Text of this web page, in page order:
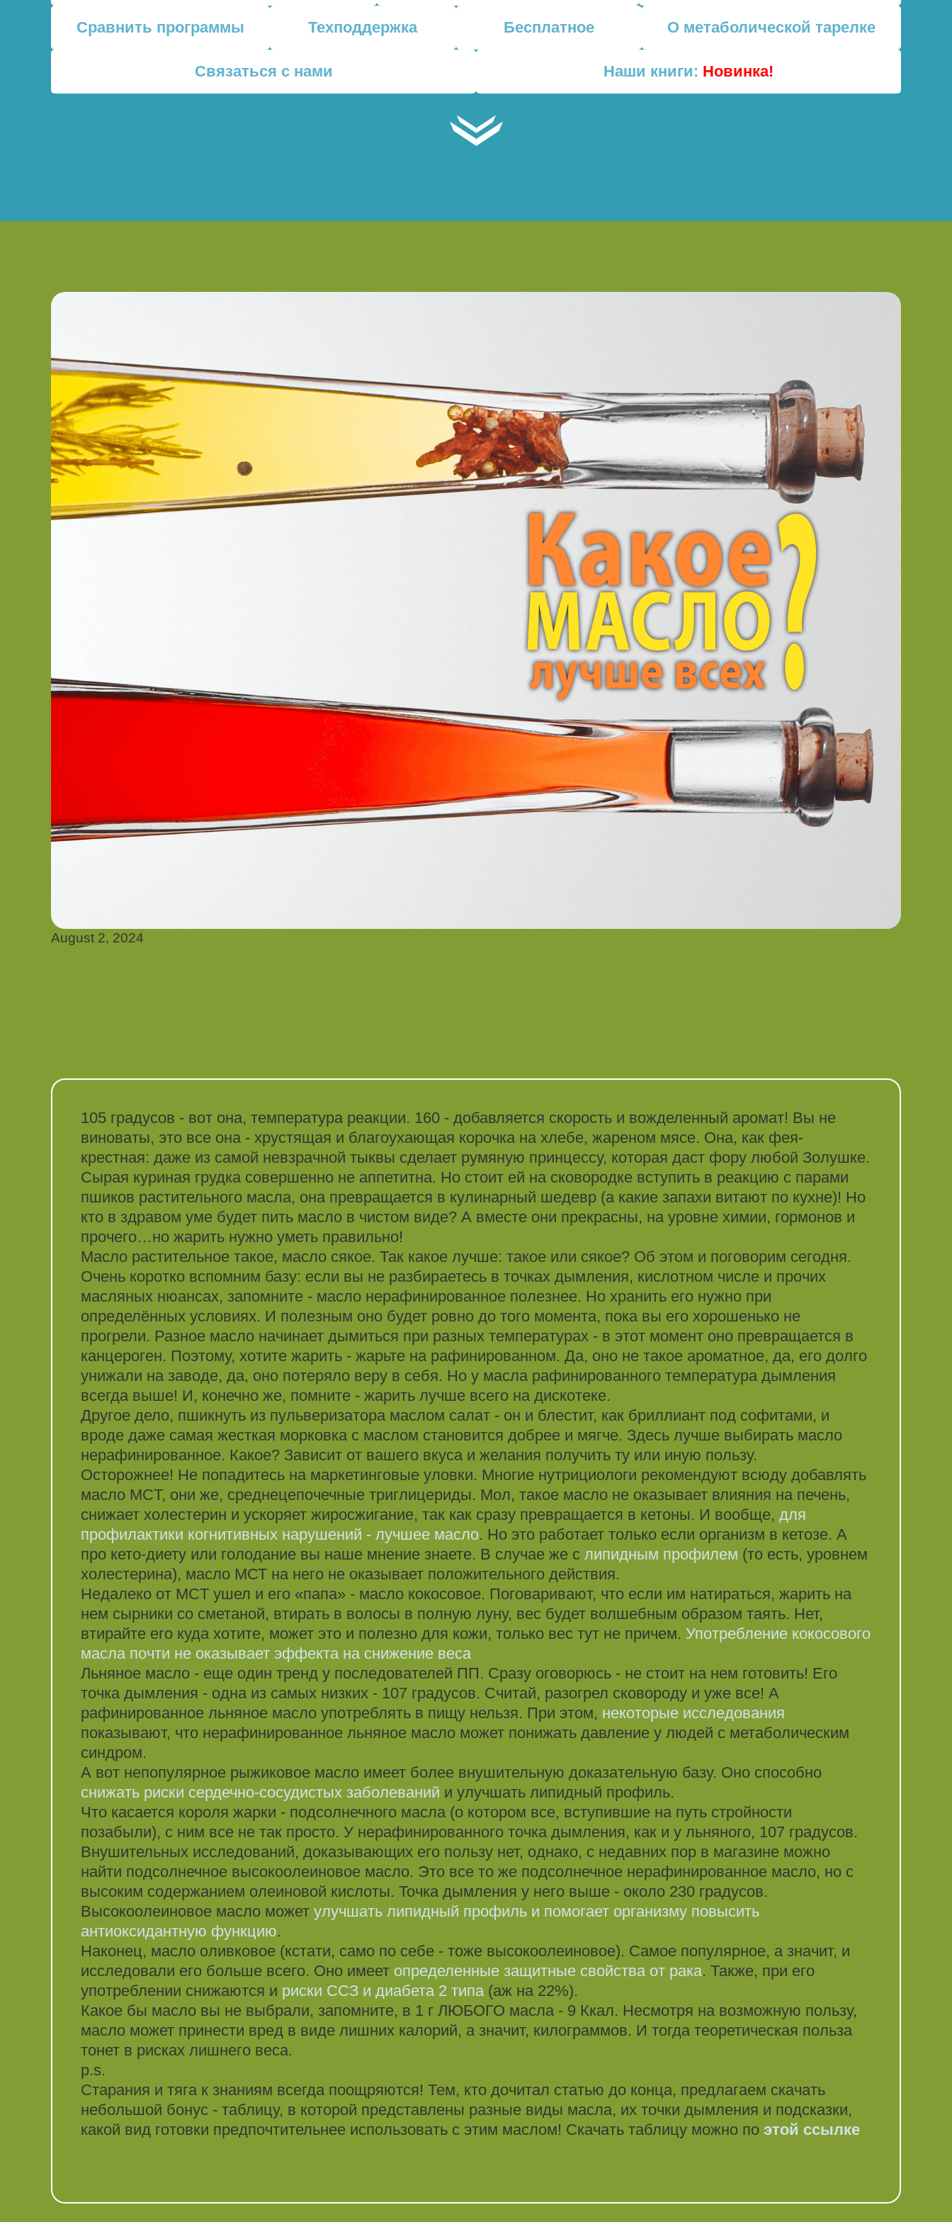
Сравнить программы Техподдержка Бесплатное О метаболической тарелке
Связаться с нами Наши книги: Новинка!
August 2, 2024
105 градусов - вот она, температура реакции. 160 - добавляется скорость и вожделенный аромат! Вы не
виноваты, это все она - хрустящая и благоухающая корочка на хлебе, жареном мясе. Она, как фея-
крестная: даже из самой невзрачной тыквы сделает румяную принцессу, которая даст фору любой Золушке.
Сырая куриная грудка совершенно не аппетитна. Но стоит ей на сковородке вступить в реакцию с парами
пшиков растительного масла, она превращается в кулинарный шедевр (а какие запахи витают по кухне)! Но
кто в здравом уме будет пить масло в чистом виде? А вместе они прекрасны, на уровне химии, гормонов и
прочего…но жарить нужно уметь правильно!
Масло растительное такое, масло сякое. Так какое лучше: такое или сякое? Об этом и поговорим сегодня.
Очень коротко вспомним базу: если вы не разбираетесь в точках дымления, кислотном числе и прочих
масляных нюансах, запомните - масло нерафинированное полезнее. Но хранить его нужно при
определённых условиях. И полезным оно будет ровно до того момента, пока вы его хорошенько не
прогрели. Разное масло начинает дымиться при разных температурах - в этот момент оно превращается в
канцероген. Поэтому, хотите жарить - жарьте на рафинированном. Да, оно не такое ароматное, да, его долго
унижали на заводе, да, оно потеряло веру в себя. Но у масла рафинированного температура дымления
всегда выше! И, конечно же, помните - жарить лучше всего на дискотеке.
Другое дело, пшикнуть из пульверизатора маслом салат - он и блестит, как бриллиант под софитами, и
вроде даже самая жесткая морковка с маслом становится добрее и мягче. Здесь лучше выбирать масло
нерафинированное. Какое? Зависит от вашего вкуса и желания получить ту или иную пользу.
Осторожнее! Не попадитесь на маркетинговые уловки. Многие нутрициологи рекомендуют всюду добавлять
масло MCT, они же, среднецепочечные триглицериды. Мол, такое масло не оказывает влияния на печень,
снижает холестерин и ускоряет жиросжигание, так как сразу превращается в кетоны. И вообще, для
профилактики когнитивных нарушений - лучшее масло. Но это работает только если организм в кетозе. А
про кето-диету или голодание вы наше мнение знаете. В случае же с липидным профилем (то есть, уровнем
холестерина), масло МСТ на него не оказывает положительного действия.
Недалеко от MCT ушел и его «папа» - масло кокосовое. Поговаривают, что если им натираться, жарить на
нем сырники со сметаной, втирать в волосы в полную луну, вес будет волшебным образом таять. Нет,
втирайте его куда хотите, может это и полезно для кожи, только вес тут не причем. Употребление кокосового
масла почти не оказывает эффекта на снижение веса
Льняное масло - еще один тренд у последователей ПП. Сразу оговорюсь - не стоит на нем готовить! Его
точка дымления - одна из самых низких - 107 градусов. Считай, разогрел сковороду и уже все! А
рафинированное льняное масло употреблять в пищу нельзя. При этом, некоторые исследования
показывают, что нерафинированное льняное масло может понижать давление у людей с метаболическим
синдром.
А вот непопулярное рыжиковое масло имеет более внушительную доказательную базу. Оно способно
снижать риски сердечно-сосудистых заболеваний и улучшать липидный профиль.
Что касается короля жарки - подсолнечного масла (о котором все, вступившие на путь стройности
позабыли), с ним все не так просто. У нерафинированного точка дымления, как и у льняного, 107 градусов.
Внушительных исследований, доказывающих его пользу нет, однако, с недавних пор в магазине можно
найти подсолнечное высокоолеиновое масло. Это все то же подсолнечное нерафинированное масло, но с
высоким содержанием олеиновой кислоты. Точка дымления у него выше - около 230 градусов.
Высокоолеиновое масло может улучшать липидный профиль и помогает организму повысить
антиоксидантную функцию.
Наконец, масло оливковое (кстати, само по себе - тоже высокоолеиновое). Самое популярное, а значит, и
исследовали его больше всего. Оно имеет определенные защитные свойства от рака. Также, при его
употреблении снижаются и риски ССЗ и диабета 2 типа(аж на 22%).
Какое бы масло вы не выбрали, запомните, в 1 г ЛЮБОГО масла - 9 Ккал. Несмотря на возможную пользу,
масло может принести вред в виде лишних калорий, а значит, килограммов. И тогда теоретическая польза
тонет в рисках лишнего веса.
p.s.
Старания и тяга к знаниям всегда поощряются! Тем, кто дочитал статью до конца, предлагаем скачать
небольшой бонус - таблицу, в которой представлены разные виды масла, их точки дымления и подсказки,
какой вид готовки предпочтительнее использовать с этим маслом! Скачать таблицу можно по этой ссылке